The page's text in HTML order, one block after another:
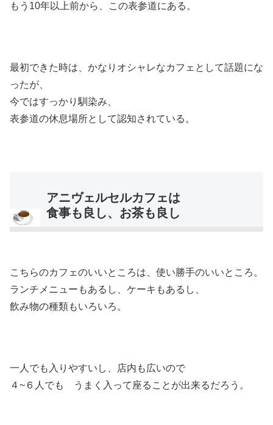
もう10年以上前から、この表参道にある。
最初できた時は、かなりオシャレなカフェとして話題にな
ったが、
今ではすっかり馴染み、
表参道の休息場所として認知されている。
アニヴェルセルカフェは
食事も良し、お茶も良し
こちらのカフェのいいところは、使い勝手のいいところ。
ランチメニューもあるし、ケーキもあるし、
飲み物の種類もいろいろ。
一人でも入りやすいし、店内も広いので
４~６人でも うまく入って座ることが出来るだろう。